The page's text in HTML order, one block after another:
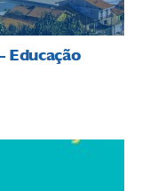
Educação